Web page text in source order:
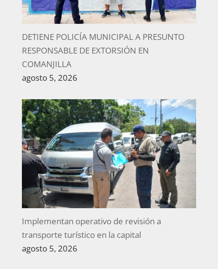
DETIENE POLICÍA MUNICIPAL A PRESUNTO
RESPONSABLE DE EXTORSIÓN EN
COMANJILLA
agosto 5, 2026
Implementan operativo de revisión a
transporte turístico en la capital
agosto 5, 2026